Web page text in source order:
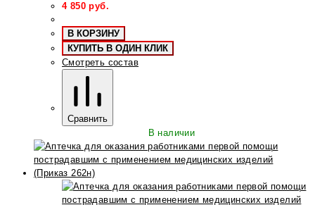
4 850 руб.
В КОРЗИНУ
КУПИТЬ В ОДИН КЛИК
Смотреть состав
Сравнить
В наличии